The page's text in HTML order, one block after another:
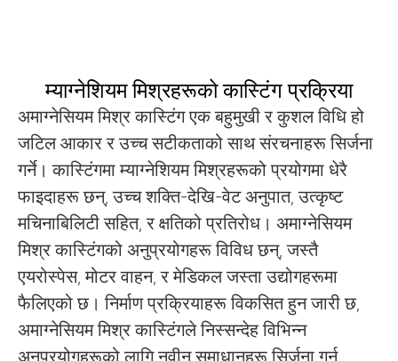
म्याग्नेशियम मिश्रहरूको कास्टिंग प्रक्रिया
अमाग्नेसियम मिश्र कास्टिंग एक बहुमुखी र कुशल विधि हो
जटिल आकार र उच्च सटीकताको साथ संरचनाहरू सिर्जना
गर्ने। कास्टिंगमा म्याग्नेशियम मिश्रहरूको प्रयोगमा धेरै
फाइदाहरू छन्, उच्च शक्ति-देखि-वेट अनुपात, उत्कृष्ट
मचिनाबिलिटी सहित, र क्षतिको प्रतिरोध। अमाग्नेसियम
मिश्र कास्टिंगको अनुप्रयोगहरू विविध छन्, जस्तै
एयरोस्पेस, मोटर वाहन, र मेडिकल जस्ता उद्योगहरूमा
फैलिएको छ। निर्माण प्रक्रियाहरू विकसित हुन जारी छ,
अमाग्नेसियम मिश्र कास्टिंगले निस्सन्देह विभिन्न
अनुप्रयोगहरूको लागि नवीन समाधानहरू सिर्जना गर्न